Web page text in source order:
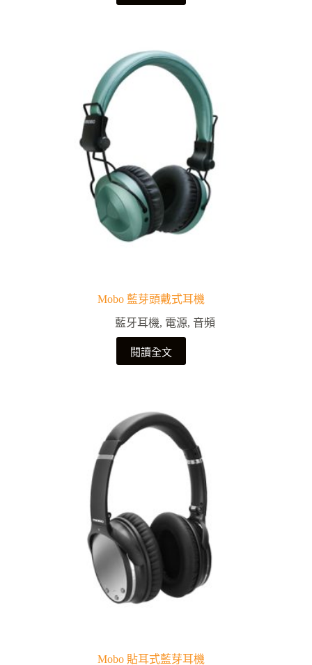
Mobo 藍芽頭戴式耳機
藍牙耳機, 電源, 音頻
閱讀全文
Mobo 貼耳式藍芽耳機